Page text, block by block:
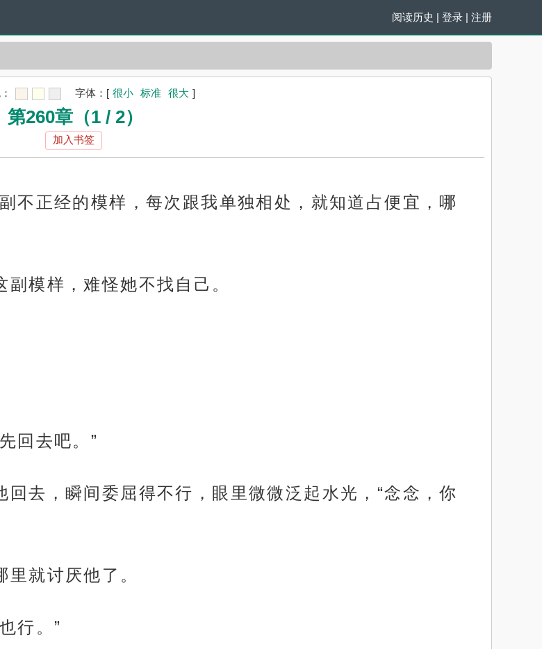
阅读历史 | 登录 | 注册
字体： [ 很小 标准 很大 ]
第260章（1 / 2）
加入书签
不正经的模样，每次跟我单独相处，就知道占便宜，哪
模样，难怪她不找自己。
回去吧。”
去，瞬间委屈得不行，眼里微微泛起水光，“念念，你
就讨厌他了。
行。”